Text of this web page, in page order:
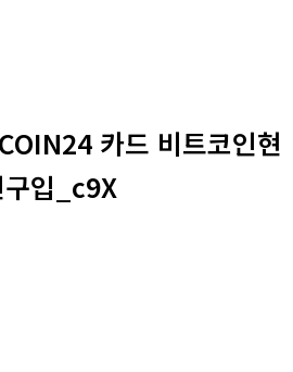
카드 비트코인현
입_c9X